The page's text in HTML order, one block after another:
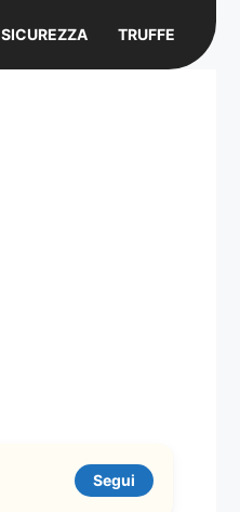
SICUREZZA TRUFFE
Segui